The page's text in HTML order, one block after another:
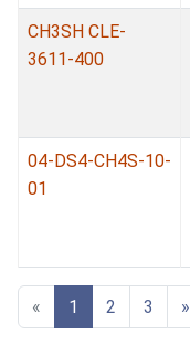
CH3SH CLE-
3611-400
04-DS4-CH4S-10-
01
« 1 2 3 »